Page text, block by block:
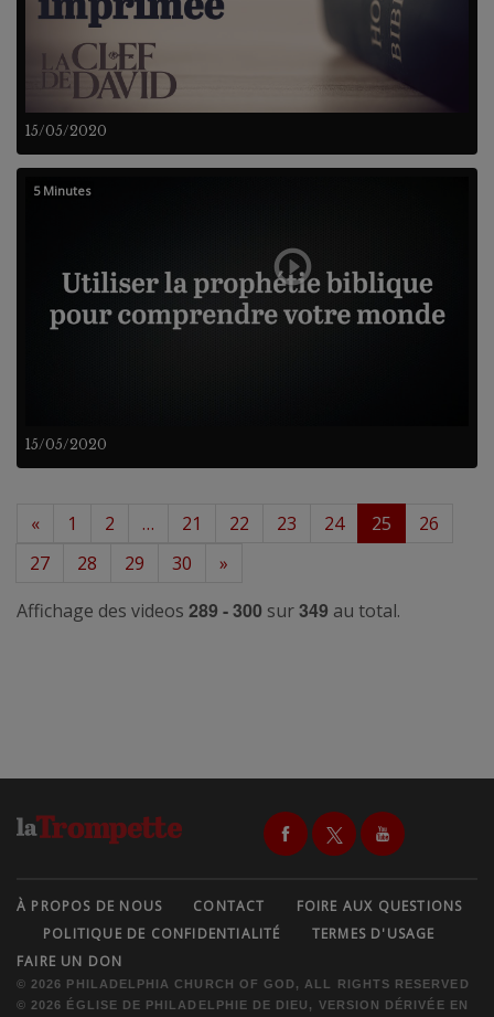
15/05/2020
15/05/2020
5 Minutes
« 1 2 … 21 22 23 24 25
26
27
28 29 30
»
Affichage des videos 289 - 300 sur349 au total.
À PROPOS DE NOUS CONTACT
FOIRE AUX QUESTIONS
POLITIQUE DE CONFIDENTIALITÉ
TERMES D'USAGE
FAIRE UN DON
© 2026 PHILADELPHIA CHURCH OF GOD, ALL RIGHTS RESERVED
© 2026 ÉGLISE DE PHILADELPHIE DE DIEU, VERSION DÉRIVÉE EN